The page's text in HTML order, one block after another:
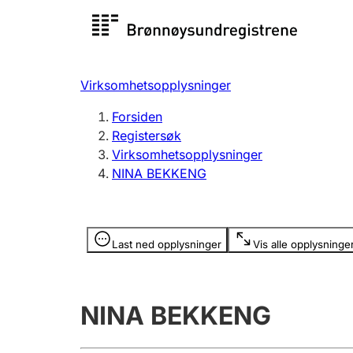
Registersøk
Registrere, endre, slette
Virksomhetsopplysninger
Forsiden
Registersøk
Virksomhetsopplysninger
NINA BEKKENG
Last ned opplysninger Vis alle
Opplysninger er skjult
NINA BEKKENG